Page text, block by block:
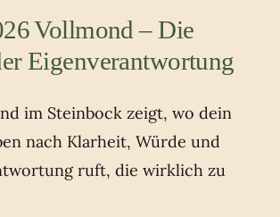
Vollmond – Die
Eigenverantwortung
im Steinbock zeigt, wo dein
nach Klarheit, Würde und
ruft, die wirklich zu